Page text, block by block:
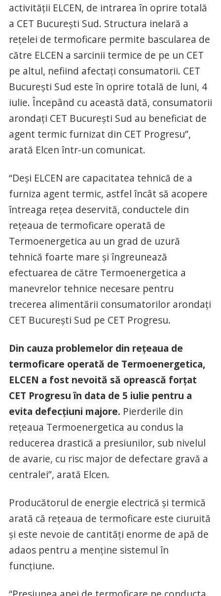
activității ELCEN, de intrarea în oprire totală
a CET București Sud. Structura inelară a
rețelei de termoficare permite bascularea de
către ELCEN a sarcinii termice de pe un CET
pe altul, nefiind afectați consumatorii. CET
București Sud este în oprire totală de luni, 4
iulie. Începând cu această dată, consumatorii
arondați CET București Sud au beneficiat de
agent termic furnizat din CET Progresu”,
arată Elcen într-un comunicat.
“Deși ELCEN are capacitatea tehnică de a
furniza agent termic, astfel încât să acopere
întreaga rețea deservită, conductele din
rețeaua de termoficare operată de
Termoenergetica au un grad de uzură
tehnică foarte mare și îngreunează
efectuarea de către Termoenergetica a
manevrelor tehnice necesare pentru
trecerea alimentării consumatorilor arondați
CET București Sud pe CET Progresu.
Din cauza problemelor din rețeaua de
termoficare operată de Termoenergetica,
ELCEN a fost nevoită să oprească forțat
CET Progresu în data de 5 iulie pentru a
evita defecțiuni majore. Pierderile din
rețeaua Termoenergetica au condus la
reducerea drastică a presiunilor, sub nivelul
de avarie, cu risc major de defectare gravă a
centralei”, arată Elcen.
Producătorul de energie electrică și termică
arată că rețeaua de termoficare este ciuruită
și este nevoie de cantități enorme de apă de
adaos pentru a menține sistemul în
funcțiune.